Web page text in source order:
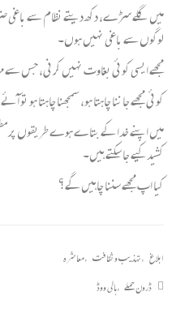
میں گلے سڑے، دکھ دیتے نظام سے باغی
لوگوں سے باغی نہیں ہوں۔
مجھے ایسی کوئی بغاوت نہیں کرنی،
کوئی مجھے جاننا چاہتا ہو، سمجھنا چاہتا
میں اپنے خدا کے بتاے ہوے طریقوں پر
کشید کیے جا سکتے ہیں۔
کیا اپ مجھے سننا چاہیں گے؟
ابلاغ ,تہذیب و ثقافت ,معاشرہ
ڈرون حملے ,ہالی ووڈ